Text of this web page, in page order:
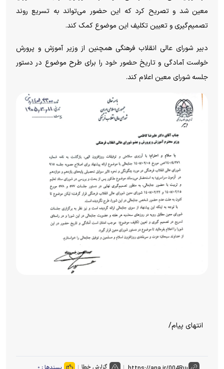
معین شد و تصریح کرد که این حضور می‌تواند به تسریع روند
تصمیم‌گیری و تعیین تکلیف این موضوع کمک کند.
دبیر شورای عالی انقلاب فرهنگی همچنین از وزیر آموزش و پرورش
خواست آمادگی و تاریخ حضور خود را برای طرح موضوع در دستور
جلسه شورای معین اعلام کند.
انتهای پیام/
گزارش خطا